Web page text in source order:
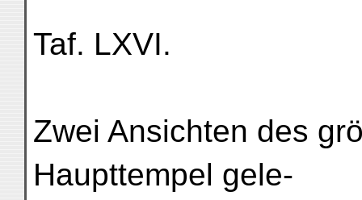
Taf. LXVI.
Zwei Ansichten des
Haupttempel gele-